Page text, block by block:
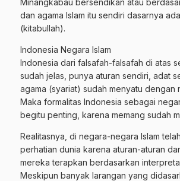
dan agama Islam itu sendiri dasarnya
(kitabullah).
Indonesia Negara Islam
Indonesia dari falsafah-falsafah di atas
sudah jelas, punya aturan sendiri, adat
agama (syariat) sudah menyatu dengan
Maka formalitas Indonesia sebagai
begitu penting, karena memang sudah
Realitasnya, di negara-negara Islam
perhatian dunia karena aturan-aturan
mereka terapkan berdasarkan
Meskipun banyak larangan yang